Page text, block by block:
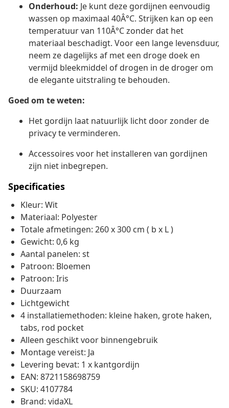
Onderhoud: Je kunt deze gordijnen eenvoudig
wassen op maximaal 40Â°C. Strijken kan op een
temperatuur van 110Â°C zonder dat het
materiaal beschadigt. Voor een lange levensduur,
neem ze dagelijks af met een droge doek en
vermijd bleekmiddel of drogen in de droger om
de elegante uitstraling te behouden.
Goed om te weten:
Het gordijn laat natuurlijk licht door zonder de
privacy te verminderen.
Accessoires voor het installeren van gordijnen
zijn niet inbegrepen.
Specificaties
Kleur: Wit
Materiaal: Polyester
Totale afmetingen: 260 x 300 cm ( b x L )
Gewicht: 0,6 kg
Aantal panelen: st
Patroon: Bloemen
Patroon: Iris
Duurzaam
Lichtgewicht
4 installatiemethoden: kleine haken, grote haken,
tabs, rod pocket
Alleen geschikt voor binnengebruik
Montage vereist: Ja
Levering bevat: 1 x kantgordijn
EAN: 8721158698759
SKU: 4107784
Brand: vidaXL